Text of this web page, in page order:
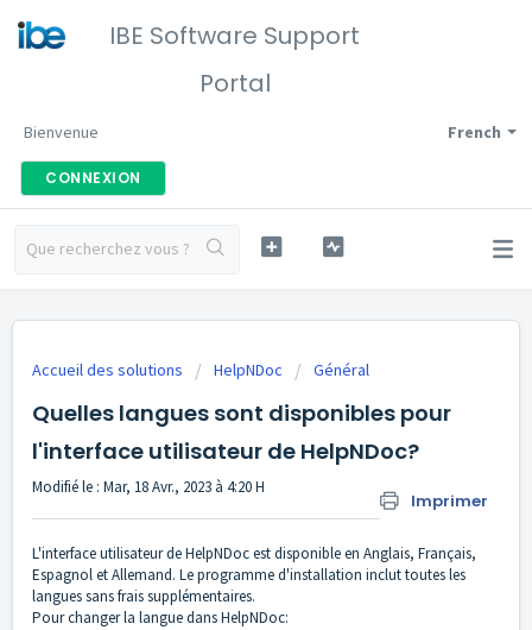
IBE Software Support
Portal
French
Bienvenue
CONNEXION
Accueil des solutions HelpNDoc Général
Quelles langues sont disponibles pour
l'interface utilisateur de HelpNDoc?
Imprimer
Modifié le : Mar, 18 Avr., 2023 à 4:20 H
L'interface utilisateur de HelpNDoc est disponible en Anglais, Français,
Espagnol et Allemand. Le programme d'installation inclut toutes les
langues sans frais supplémentaires.
Pour changer la langue dans HelpNDoc: